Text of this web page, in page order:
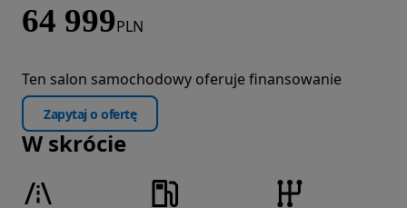
64 999PLN
Ten salon samochodowy oferuje finansowanie
Zapytaj o ofertę
W skrócie